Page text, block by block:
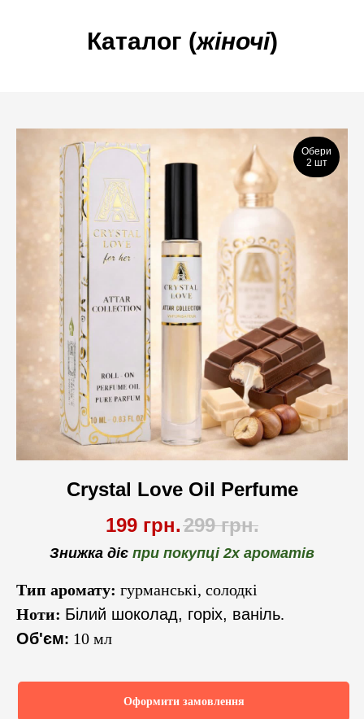
Каталог (жіночі)
Обери
2 шт
Crystal Love Oil Perfume
199 грн.299 грн.
Знижка діє при покупці 2х ароматів
Тип аромату: гурманські, солодкі
Ноти: Білий шоколад, горіх, ваніль.
Об'єм: 10 мл
Оформити замовлення